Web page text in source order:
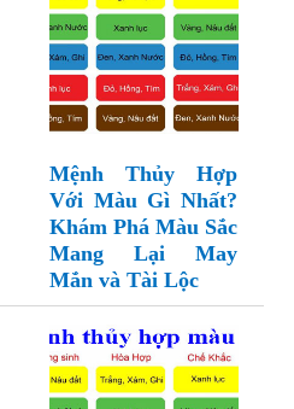
Mệnh Thủy Hợp
Với Màu Gì Nhất?
Khám Phá Màu Sắc
Mang Lại May
Mắn và Tài Lộc